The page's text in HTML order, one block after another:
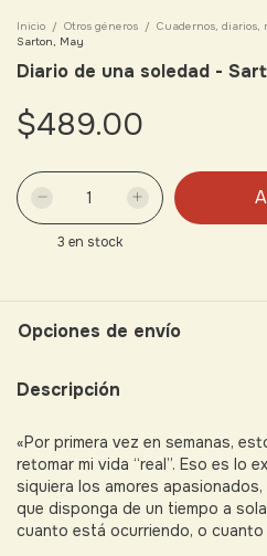
Inicio / Otros géneros / Cuadernos, diarios,
Sarton, May
Diario de una soledad -
$489.00
3 en stock
Opciones de envío
Descripción
«Por primera vez en semanas,
retomar mi vida “real”. Eso es lo
siquiera los amores apasionados,
que disponga de un tiempo a
cuanto está ocurriendo, o cuanto